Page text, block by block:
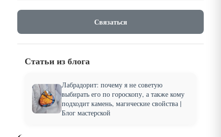
Связаться
Статьи из блога
Лабрадорит: почему я не советую
выбирать его по гороскопу, а также кому
подходит камень, магические свойства |
Блог мастерской